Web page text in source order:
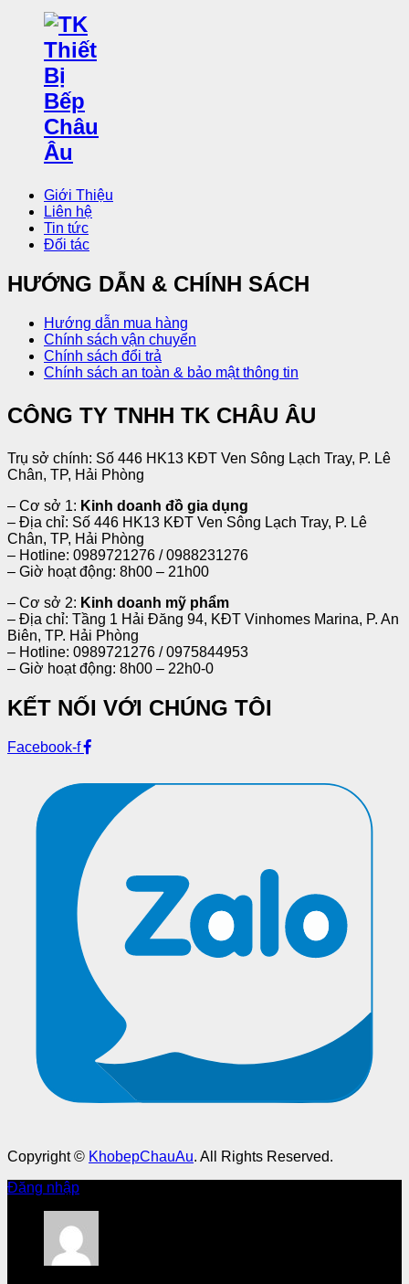
Giới Thiệu
Liên hệ
Tin tức
Đối tác
HƯỚNG DẪN & CHÍNH SÁCH
Hướng dẫn mua hàng
Chính sách vận chuyển
Chính sách đổi trả
Chính sách an toàn & bảo mật thông tin
CÔNG TY TNHH TK CHÂU ÂU
Trụ sở chính: Số 446 HK13 KĐT Ven Sông Lạch Tray, P. Lê
Chân, TP, Hải Phòng
– Cơ sở 1: Kinh doanh đồ gia dụng
– Địa chỉ: Số 446 HK13 KĐT Ven Sông Lạch Tray, P. Lê
Chân, TP, Hải Phòng
– Hotline: 0989721276 / 0988231276
– Giờ hoạt động: 8h00 – 21h00
– Cơ sở 2: Kinh doanh mỹ phẩm
– Địa chỉ: Tầng 1 Hải Đăng 94, KĐT Vinhomes Marina, P. An
Biên, TP. Hải Phòng
– Hotline: 0989721276 / 0975844953
– Giờ hoạt động: 8h00 – 22h0-0
KẾT NỐI VỚI CHÚNG TÔI
Facebook-f
Copyright © KhobepChauAu. All Rights Reserved.
Đăng nhập